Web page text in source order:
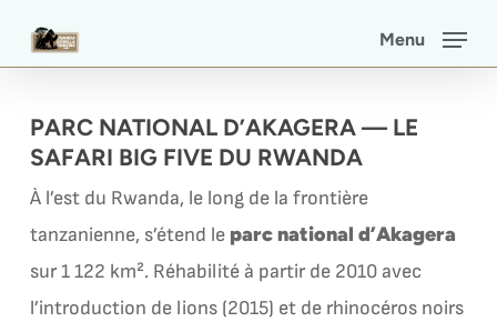
content
Menu
PARC NATIONAL D’AKAGERA — LE
SAFARI BIG FIVE DU RWANDA
À l’est du Rwanda, le long de la frontière
tanzanienne, s’étend le parc national d’Akagera
sur 1 122 km². Réhabilité à partir de 2010 avec
l’introduction de lions (2015) et de rhinocéros noirs